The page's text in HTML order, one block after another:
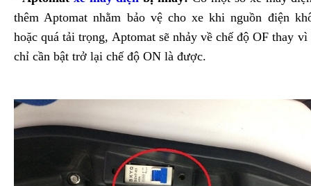
thêm Aptomat nhằm bảo vệ cho xe khi nguồn điện
hoặc quá tải trọng, Aptomat sẽ nhảy về chế độ OF thay vì
chỉ cần bật trở lại chế độ ON là được.